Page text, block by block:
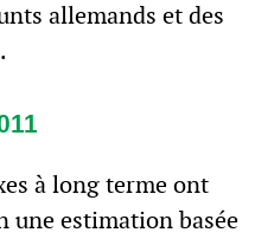
allemands et des
à long terme ont
une estimation basée